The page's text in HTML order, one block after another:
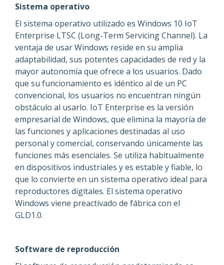
Sistema operativo
El sistema operativo utilizado es Windows 10 IoT
Enterprise LTSC (Long-Term Servicing Channel). La
ventaja de usar Windows reside en su amplia
adaptabilidad, sus potentes capacidades de red y la
mayor autonomía que ofrece a los usuarios. Dado
que su funcionamiento es idéntico al de un PC
convencional, los usuarios no encuentran ningún
obstáculo al usarlo. IoT Enterprise es la versión
empresarial de Windows, que elimina la mayoría de
las funciones y aplicaciones destinadas al uso
personal y comercial, conservando únicamente las
funciones más esenciales. Se utiliza habitualmente
en dispositivos industriales y es estable y fiable, lo
que lo convierte en un sistema operativo ideal para
reproductores digitales. El sistema operativo
Windows viene preactivado de fábrica con el
GLD1.0.
Software de reproducción